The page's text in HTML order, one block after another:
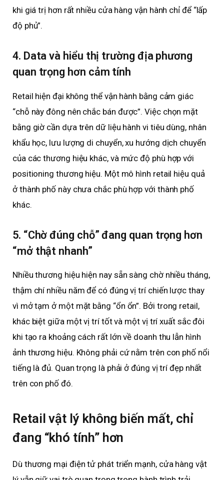
khi giá trị hơn rất nhiều cửa hàng vận hành chỉ để “lấp
độ phủ”.
4. Data và hiểu thị trường địa phương
quan trọng hơn cảm tính
Retail hiện đại không thể vận hành bằng cảm giác
“chỗ này đông nên chắc bán được”. Việc chọn mặt
bằng giờ cần dựa trên dữ liệu hành vi tiêu dùng, nhân
khẩu học, lưu lượng di chuyển, xu hướng dịch chuyển
của các thương hiệu khác, và mức độ phù hợp với
positioning thương hiệu. Một mô hình retail hiệu quả
ở thành phố này chưa chắc phù hợp với thành phố
khác.
5. “Chờ đúng chỗ” đang quan trọng hơn
“mở thật nhanh”
Nhiều thương hiệu hiện nay sẵn sàng chờ nhiều tháng,
thậm chí nhiều năm để có đúng vị trí chiến lược thay
vì mở tạm ở một mặt bằng “ổn ổn”. Bởi trong retail,
khác biệt giữa một vị trí tốt và một vị trí xuất sắc đôi
khi tạo ra khoảng cách rất lớn về doanh thu lẫn hình
ảnh thương hiệu. Không phải cứ nằm trên con phố nổi
tiếng là đủ. Quan trọng là phải ở đúng vị trí đẹp nhất
trên con phố đó.
Retail vật lý không biến mất, chỉ
đang “khó tính” hơn
Dù thương mại điện tử phát triển mạnh, cửa hàng vật